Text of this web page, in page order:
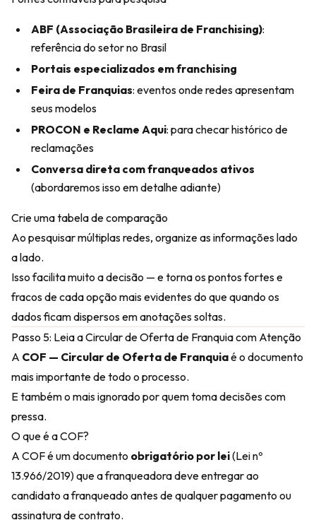
ABF (Associação Brasileira de Franchising):
referência do setor no Brasil
Portais especializados em franchising
Feira de Franquias: eventos onde redes apresentam
seus modelos
PROCON e Reclame Aqui: para checar histórico de
reclamações
Conversa direta com franqueados ativos
(abordaremos isso em detalhe adiante)
Crie uma tabela de comparação
Ao pesquisar múltiplas redes, organize as informações lado
a lado.
Isso facilita muito a decisão — e torna os pontos fortes e
fracos de cada opção mais evidentes do que quando os
dados ficam dispersos em anotações soltas.
Passo 5: Leia a Circular de Oferta de Franquia com Atenção
A COF — Circular de Oferta de Franquiaé o documento
mais importante de todo o processo.
E também o mais ignorado por quem toma decisões com
pressa.
O que é a COF?
A COF é um documento obrigatório por lei(Lei nº
13.966/2019) que a franqueadora deve entregar ao
candidato a franqueado antes de qualquer pagamento ou
assinatura de contrato.